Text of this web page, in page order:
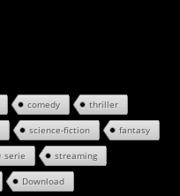
comedy thriller
science-fiction fantasy
serie streaming
Download